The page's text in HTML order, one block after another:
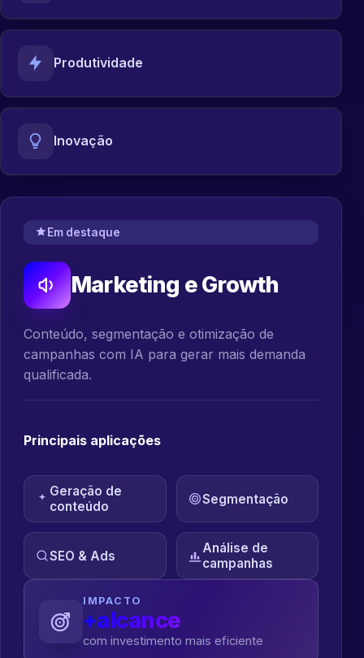
Produtividade
Inovação
Em destaque
Marketing e Growth
Conteúdo, segmentação e otimização de
campanhas com IA para gerar mais demanda
qualificada.
Principais aplicações
Geração de
conteúdo
Segmentação
SEO & Ads
Análise de
campanhas
IMPACTO
+alcance
com investimento mais eficiente